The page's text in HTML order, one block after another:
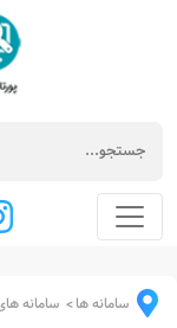
سامانه ها> سامانه